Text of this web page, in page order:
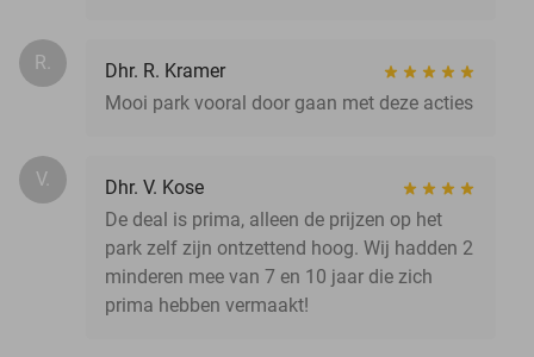
R.
Dhr. R. Kramer
Mooi park vooral door gaan met deze acties
V.
Dhr. V. Kose
De deal is prima, alleen de prijzen op het
park zelf zijn ontzettend hoog. Wij hadden 2
minderen mee van 7 en 10 jaar die zich
prima hebben vermaakt!